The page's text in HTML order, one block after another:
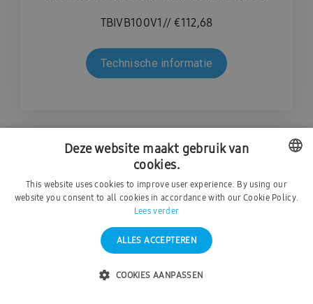
TBIVB100V1// €112,68
Technische informatie
DUTCH
Deze website maakt gebruik van
cookies.
This website uses cookies to improve user experience. By using our
website you consent to all cookies in accordance with our Cookie Policy.
Lees verder
ALLES ACCEPTEREN
COOKIES AANPASSEN